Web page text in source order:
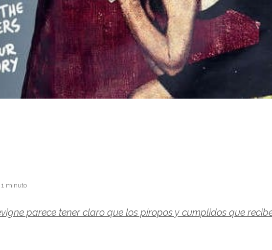
1 minuto
parece tener claro que los piropos y cumplidos que